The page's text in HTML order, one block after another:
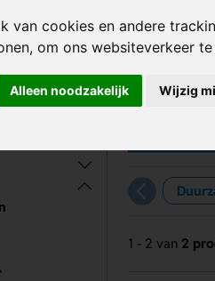
van cookies en andere
om ons websiteverkeer
Alleen noodzakelijk Wijzig
waterflessen
1 - 2 van 2